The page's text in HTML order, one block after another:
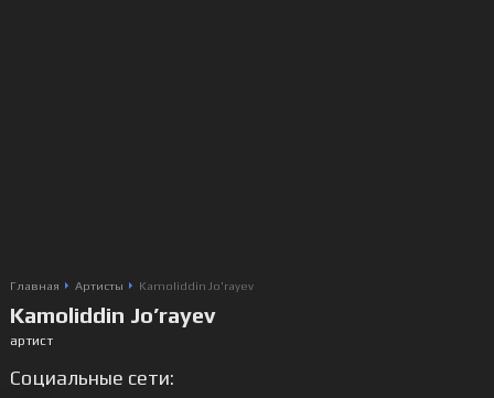
Главная Артисты Kamoliddin Jo'rayev
Kamoliddin Jo’rayev
артист
Социальные сети: